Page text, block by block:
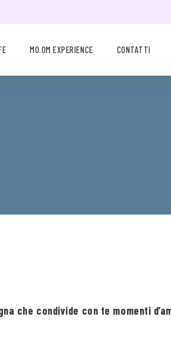
MO.OM EXPERIENCE CONTATTI
che condivide con te momenti